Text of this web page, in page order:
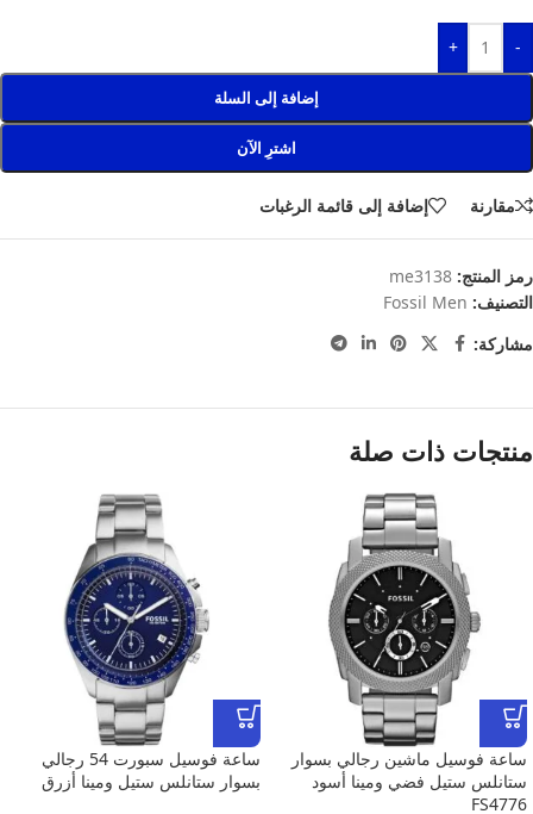
-
+
إضافة إلى السلة
اشترِ الآن
مقارنة إضافة إلى قائمة الرغبات
رمز المنتج: me3138
التصنيف: Fossil Men
مشاركة:
منتجات ذات صلة
ساعة فوسيل ماشين رجالي بسوار
ستانلس ستيل فضي ومينا أسود
FS4776
ساعة فوسيل سبورت 54 رجالي
بسوار ستانلس ستيل ومينا أزرق